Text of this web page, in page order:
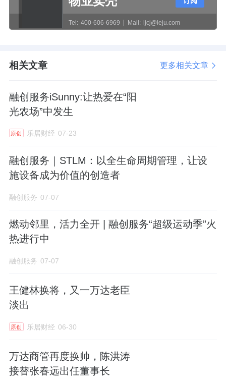
这一点，倒是和汪孟德比较像。
汪孟德在融创，也是当了几年的首席财务官，
汪孟德拥有着丰富的地产经验和财务知识、做
事低调。
务官”角色。
易中从不露声色。
达文旅项目的收购与整合，他也起到了重要的
推动作用。
2015年9月，汪孟德出任融创行政总裁后，他
更多地走到台前，为公司的战略转型和产品理
念站台。
Tel: 400-606-6969 Mail: ljcj@leju.com
相关文章 更多相关文章
融创服务iSunny:让热爱在“阳
光农场”中发生
原创 乐居财经 07-23
融创服务｜STLM：以全生命周期管理，让设
施设备成为价值的创造者
融创服务 07-07
燃动邻里，活力全开 | 融创服务“超级运动季”火
热进行中
融创服务 07-07
王健林换将，又一万达老臣
淡出
原创 乐居财经 06-30
万达商管再度换帅，陈洪涛
接替张春远出任董事长